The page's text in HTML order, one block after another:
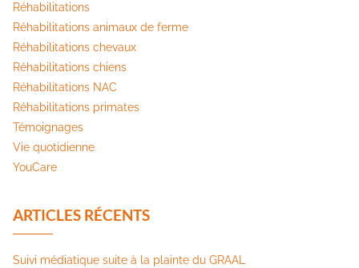
Réhabilitations
Réhabilitations animaux de ferme
Réhabilitations chevaux
Réhabilitations chiens
Réhabilitations NAC
Réhabilitations primates
Témoignages
Vie quotidienne
YouCare
ARTICLES RÉCENTS
Suivi médiatique suite à la plainte du GRAAL